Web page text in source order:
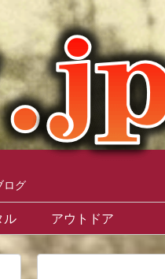
ログ
ル アウトドア